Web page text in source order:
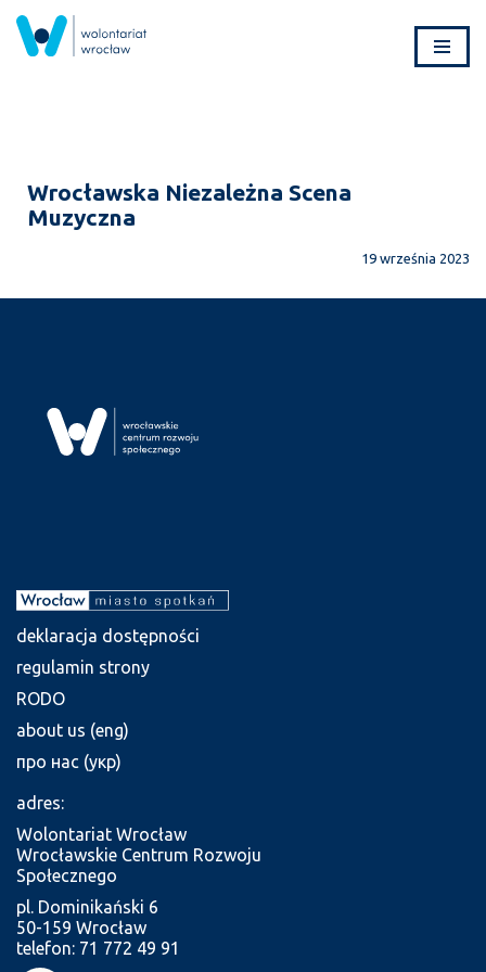
Przejdź
Wrocławska Niezależna Scena
Muzyczna
19 września 2023
deklaracja dostępności
regulamin strony
RODO
about us (eng)
про нас (укр)
adres:
Wolontariat Wrocław
Wrocławskie Centrum Rozwoju
Społecznego
pl. Dominikański 6
50-159 Wrocław
telefon: 71 772 49 91